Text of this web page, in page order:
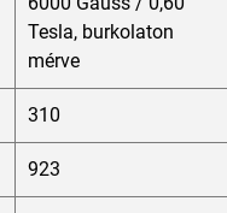
Tesla, burkolaton
mérve
310
923